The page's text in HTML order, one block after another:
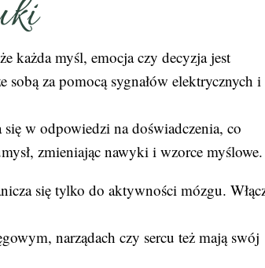
każda myśl, emocja czy decyzja jest
za pomocą sygnałów elektrycznych i
w odpowiedzi na doświadczenia, co
zmieniając nawyki i wzorce myślowe.
się tylko do aktywności mózgu.
narządach czy sercu też mają swój